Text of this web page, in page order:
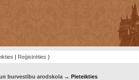
| Reģistrēties )
burvestību arodskola→ Pieteikties